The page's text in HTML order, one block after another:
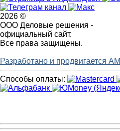
2026 ©
ООО Деловые решения -
официальный сайт.
Все права защищены.
Разработано и продвигается
Способы оплаты: